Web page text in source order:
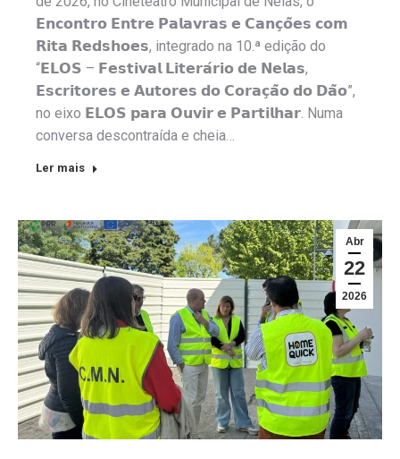
𝗘𝗻𝗰𝗼𝗻𝘁𝗿𝗼 𝗘𝗻𝘁𝗿𝗲 𝗣𝗮𝗹𝗮𝘃𝗿𝗮𝘀 𝗲 𝗖𝗮𝗻𝗰̧𝗼̃𝗲𝘀 𝗰𝗼𝗺
𝗥𝗶𝘁𝗮 𝗥𝗲𝗱𝘀𝗵𝗼𝗲𝘀, integrado na 10.ª edição do
“𝗘𝗟𝗢𝗦 – 𝗙𝗲𝘀𝘁𝗶𝘃𝗮𝗹 𝗟𝗶𝘁𝗲𝗿𝗮́𝗿𝗶𝗼 𝗱𝗲 𝗡𝗲𝗹𝗮𝘀,
𝗘𝘀𝗰𝗿𝗶𝘁𝗼𝗿𝗲𝘀 𝗲 𝗔𝘂𝘁𝗼𝗿𝗲𝘀 𝗱𝗼 𝗖𝗼𝗿𝗮𝗰̧𝗮̃𝗼 𝗱𝗼 𝗗𝗮̃𝗼”,
no eixo 𝗘𝗟𝗢𝗦 𝗽𝗮𝗿𝗮 𝗢𝘂𝘃𝗶𝗿 𝗲 𝗣𝗮𝗿𝘁𝗶𝗹𝗵𝗮𝗿. Numa
conversa descontraída e cheia…
Ler mais
Abr
22
2026